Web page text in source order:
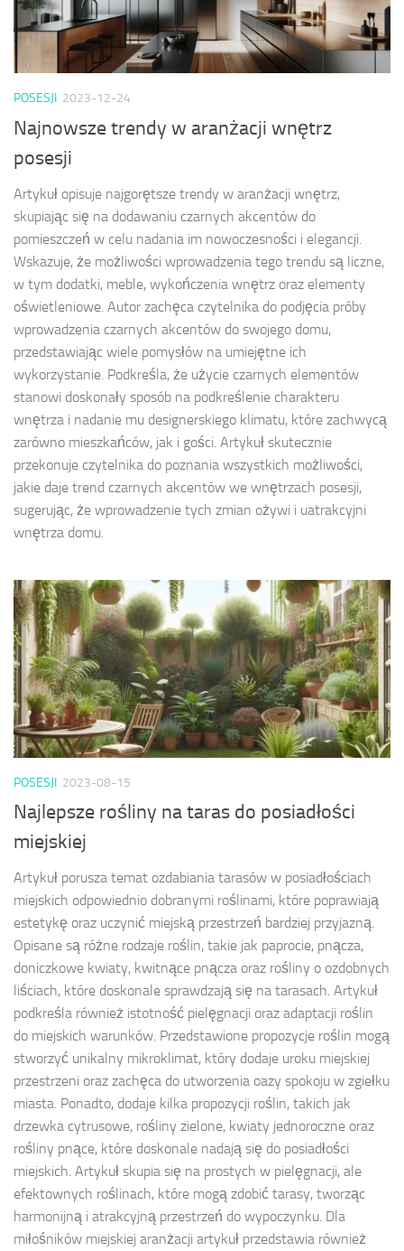
POSESJI 2023-12-24
Najnowsze trendy w aranżacji wnętrz
posesji
Artykuł opisuje najgorętsze trendy w aranżacji wnętrz,
skupiając się na dodawaniu czarnych akcentów do
pomieszczeń w celu nadania im nowoczesności i elegancji.
Wskazuje, że możliwości wprowadzenia tego trendu są liczne,
w tym dodatki, meble, wykończenia wnętrz oraz elementy
oświetleniowe. Autor zachęca czytelnika do podjęcia próby
wprowadzenia czarnych akcentów do swojego domu,
przedstawiając wiele pomysłów na umiejętne ich
wykorzystanie. Podkreśla, że użycie czarnych elementów
stanowi doskonały sposób na podkreślenie charakteru
wnętrza i nadanie mu designerskiego klimatu, które zachwycą
zarówno mieszkańców, jak i gości. Artykuł skutecznie
przekonuje czytelnika do poznania wszystkich możliwości,
jakie daje trend czarnych akcentów we wnętrzach posesji,
sugerując, że wprowadzenie tych zmian ożywi i uatrakcyjni
wnętrza domu.
POSESJI 2023-08-15
Najlepsze rośliny na taras do posiadłości
miejskiej
Artykuł porusza temat ozdabiania tarasów w posiadłościach
miejskich odpowiednio dobranymi roślinami, które poprawiają
estetykę oraz uczynić miejską przestrzeń bardziej przyjazną.
Opisane są różne rodzaje roślin, takie jak paprocie, pnącza,
doniczkowe kwiaty, kwitnące pnącza oraz rośliny o ozdobnych
liściach, które doskonale sprawdzają się na tarasach. Artykuł
podkreśla również istotność pielęgnacji oraz adaptacji roślin
do miejskich warunków. Przedstawione propozycje roślin mogą
stworzyć unikalny mikroklimat, który dodaje uroku miejskiej
przestrzeni oraz zachęca do utworzenia oazy spokoju w zgiełku
miasta. Ponadto, dodaje kilka propozycji roślin, takich jak
drzewka cytrusowe, rośliny zielone, kwiaty jednoroczne oraz
rośliny pnące, które doskonale nadają się do posiadłości
miejskich. Artykuł skupia się na prostych w pielęgnacji, ale
efektownych roślinach, które mogą zdobić tarasy, tworząc
harmonijną i atrakcyjną przestrzeń do wypoczynku. Dla
miłośników miejskiej aranżacji artykuł przedstawia również